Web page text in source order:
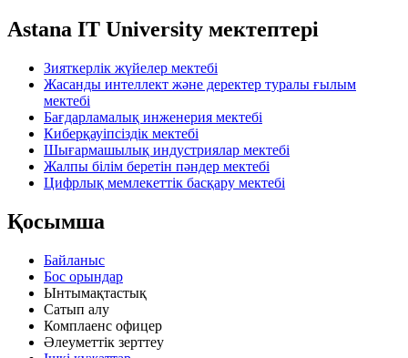
Astana IT University мектептері
Зияткерлік жүйелер мектебі
Жасанды интеллект және деректер туралы ғылым
мектебі
Бағдарламалық инженерия мектебі
Киберқауіпсіздік мектебі
Шығармашылық индустриялар мектебі
Жалпы білім беретін пәндер мектебі
Цифрлық мемлекеттік басқару мектебі
Қосымша
Байланыс
Бос орындар
Ынтымақтастық
Сатып алу
Комплаенс офицер
Әлеуметтік зерттеу